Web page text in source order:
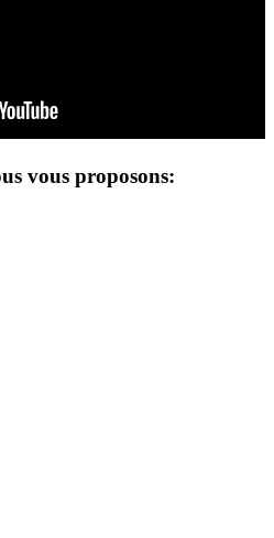
vous proposons: